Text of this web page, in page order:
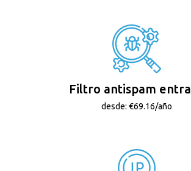
Filtro antispam
desde: €69.16/año